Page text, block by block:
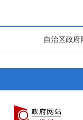
自治区政府